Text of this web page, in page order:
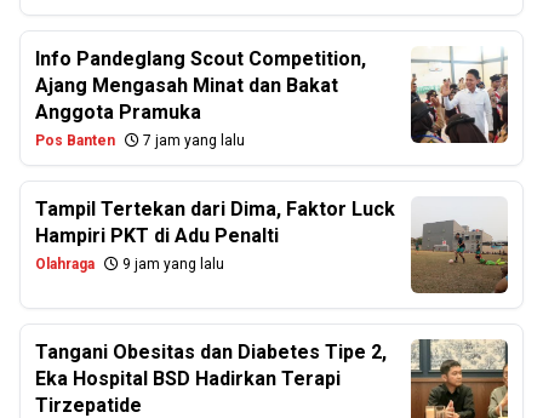
Info Pandeglang Scout Competition,
Ajang Mengasah Minat dan Bakat
Anggota Pramuka
Pos Banten 7 jam yang lalu
Tampil Tertekan dari Dima, Faktor Luck
Hampiri PKT di Adu Penalti
Olahraga 9 jam yang lalu
Tangani Obesitas dan Diabetes Tipe 2,
Eka Hospital BSD Hadirkan Terapi
Tirzepatide